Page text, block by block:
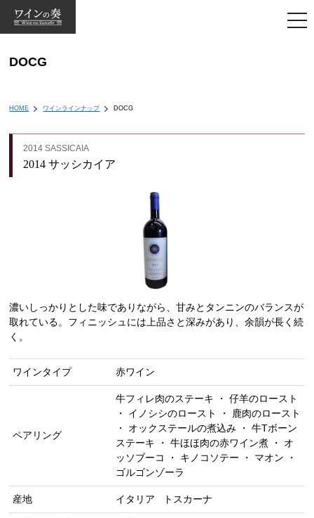
DOCG
HOME ワインラインナップ DOCG
2014 SASSICAIA
2014 サッシカイア
濃いしっかりとした味でありながら、甘みとタンニンのバランスが
取れている。フィニッシュには上品さと深みがあり、余韻が長く続
く。
ワインタイプ 赤ワイン
ペアリング
牛フィレ肉のステーキ ・ 仔羊のロースト
・ イノシシのロースト ・ 鹿肉のロースト
・ オックステールの煮込み ・ 牛Tボーン
ステーキ ・ 牛ほほ肉の赤ワイン煮 ・ オ
ッソブーコ ・ キノコソテー ・ マオン ・
ゴルゴンゾーラ
産地 イタリア トスカーナ